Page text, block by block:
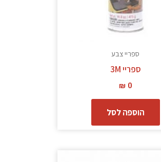
ספריי צבע
ספריי 3M
₪0
הוספה לסל